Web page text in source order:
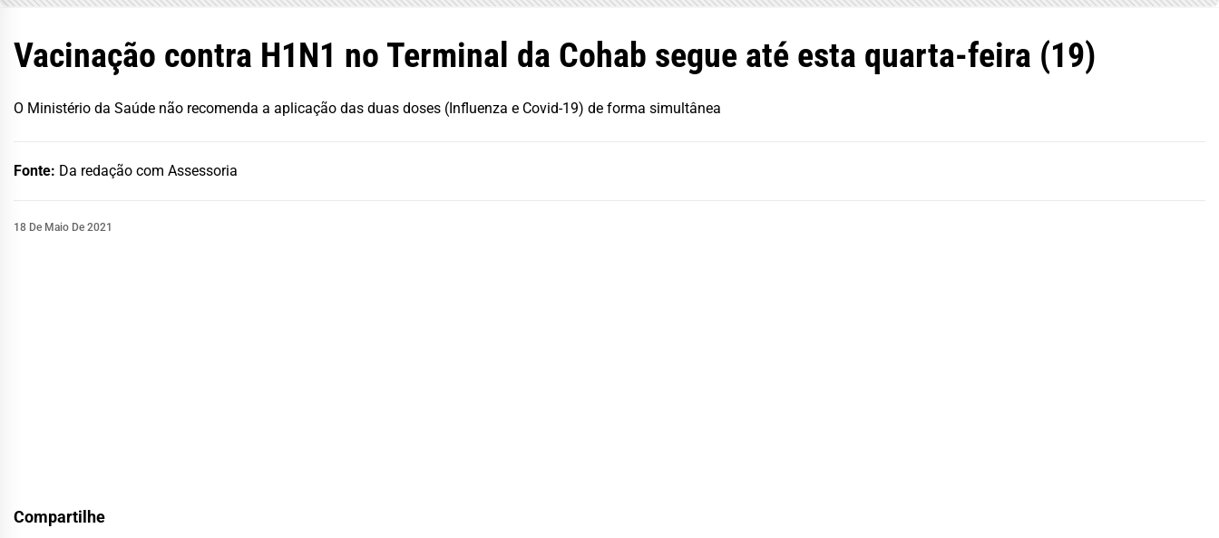
Vacinação contra H1N1 no Terminal da Cohab segue até esta quarta-feira (19)
O Ministério da Saúde não recomenda a aplicação das duas doses (Influenza e Covid-19) de forma simultânea
Fonte: Da redação com Assessoria
18 De Maio De 2021
Compartilhe